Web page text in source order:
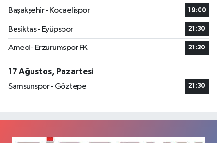
Başakşehir - Kocaelispor
19:00
Beşiktaş - Eyüpspor 21:30
Amed - Erzurumspor FK 21:30
17 Ağustos, Pazartesi
Samsunspor - Göztepe
21:30